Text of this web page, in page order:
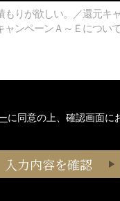
に同意の上、確認画面に